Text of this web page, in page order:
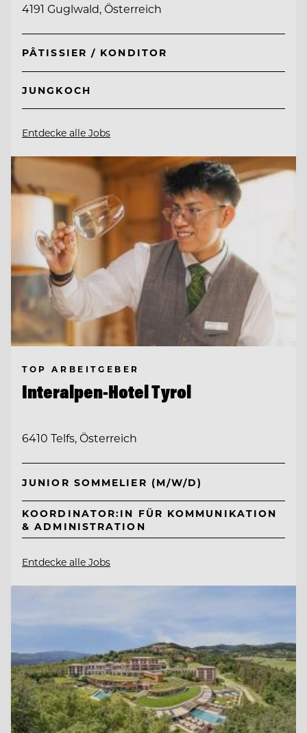
4191 Guglwald, Österreich
PÂTISSIER / KONDITOR
JUNGKOCH
Entdecke alle Jobs
TOP ARBEITGEBER
Interalpen-Hotel Tyrol
6410 Telfs, Österreich
JUNIOR SOMMELIER (M/W/D)
KOORDINATOR:IN FÜR KOMMUNIKATION
& ADMINISTRATION
Entdecke alle Jobs